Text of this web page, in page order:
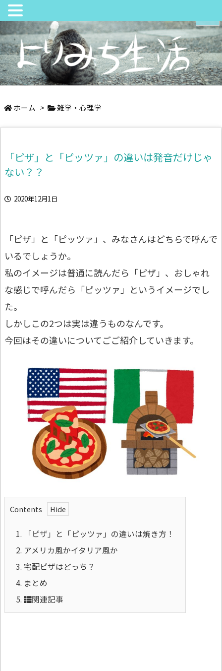
日々の中でちょっとよりみち
メニュ
サイド
検索
ホーム > 雑学・心理学
「ピザ」と「ピッツァ」の違いは発音だけじゃ
ない？？
2020年12月1日
「ピザ」と「ピッツァ」、みなさんはどちらで呼んで
いるでしょうか。
私のイメージは普通に読んだら「ピザ」、おしゃれ
な感じで呼んだら「ピッツァ」というイメージでし
た。
しかしこの2つは実は違うものなんです。
今回はその違いについてごご紹介していきます。
Contents
1. 「ピザ」と「ピッツァ」の違いは焼き方！
2. アメリカ風かイタリア風か
3. 宅配ピザはどっち？
4. まとめ
5.
関連記事